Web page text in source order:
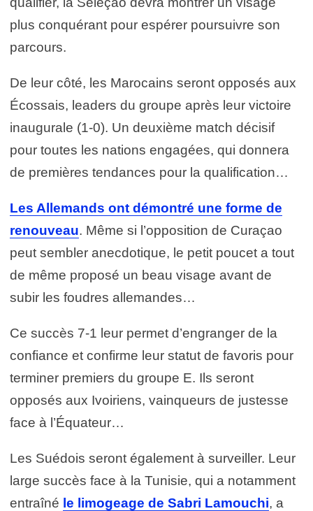
plus conquérant pour espérer poursuivre son
parcours.
De leur côté, les Marocains seront opposés aux
Écossais, leaders du groupe après leur victoire
inaugurale (1-0). Un deuxième match décisif
pour toutes les nations engagées, qui donnera
de premières tendances pour la qualification…
Les Allemands ont démontré une forme de
renouveau. Même si l’opposition de Curaçao
peut sembler anecdotique, le petit poucet a tout
de même proposé un beau visage avant de
subir les foudres allemandes…
Ce succès 7-1 leur permet d’engranger de la
confiance et confirme leur statut de favoris pour
terminer premiers du groupe E. Ils seront
opposés aux Ivoiriens, vainqueurs de justesse
face à l’Équateur…
Les Suédois seront également à surveiller. Leur
large succès face à la Tunisie, qui a notamment
entraîné le limogeage de Sabri Lamouchi, a